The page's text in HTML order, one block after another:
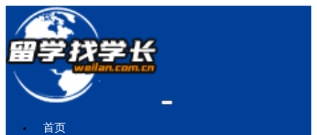
首页